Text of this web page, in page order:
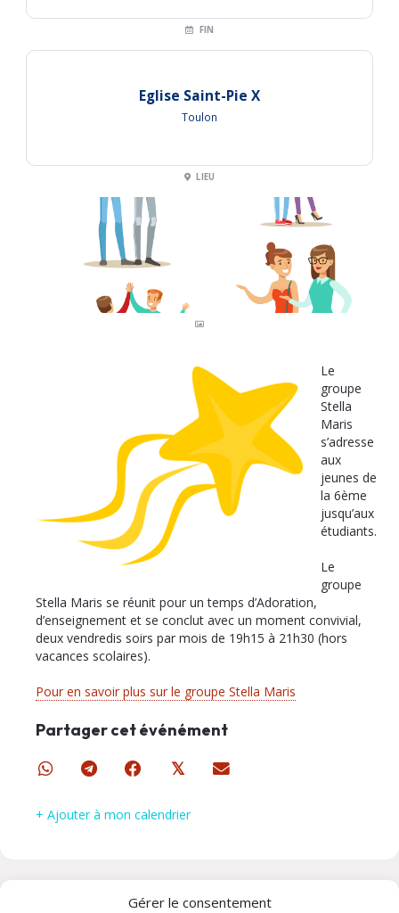
Gérer le consentement
FIN
Eglise Saint-Pie X
Toulon
LIEU
Le
groupe
Stella
Maris
s’adresse
aux
jeunes de
la 6ème
jusqu’aux
étudiants.
Le
groupe
Stella Maris se réunit pour un temps d’Adoration,
d’enseignement et se conclut avec un moment convivial,
deux vendredis soirs par mois de 19h15 à 21h30 (hors
vacances scolaires).
Pour en savoir plus sur le groupe Stella Maris
Partager cet événément
𝕏
+ Ajouter à mon calendrier